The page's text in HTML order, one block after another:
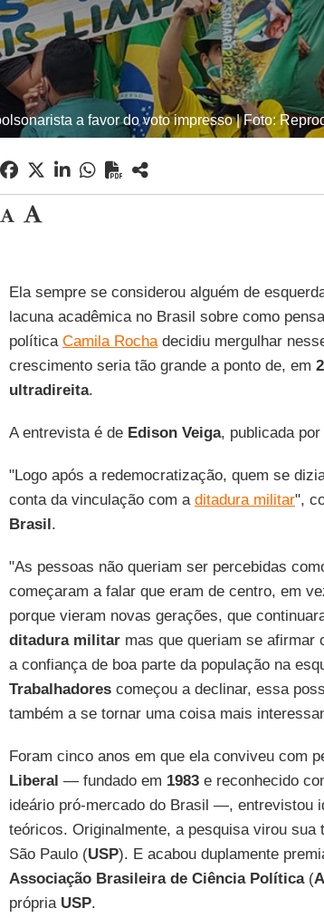
a favor do voto impresso | Foto:
Ela sempre se considerou alguém de
lacuna acadêmica no Brasil sobre como
política Camila Rochadecidiu mergulhar
crescimento seria tão grande a ponto de, em
ultradireita.
A entrevista é de Edison Veiga, publicada por
"Logo após a redemocratização, quem se
conta da vinculação com a ditadura militar",
Brasil.
"As pessoas não queriam ser percebidas
começaram a falar que eram de centro, em
porque vieram novas gerações, que
ditadura militarmas que queriam se afirmar
a confiança de boa parte da população na
Trabalhadorescomeçou a declinar, essa
também a se tornar uma coisa mais
Foram cinco anos em que ela conviveu com
Liberal — fundado em 1983e reconhecido
ideário pró-mercado do Brasil —, entrevistou
teóricos. Originalmente, a pesquisa virou sua
São Paulo (USP). E acabou duplamente
Associação Brasileira de Ciência Política(
própria USP.